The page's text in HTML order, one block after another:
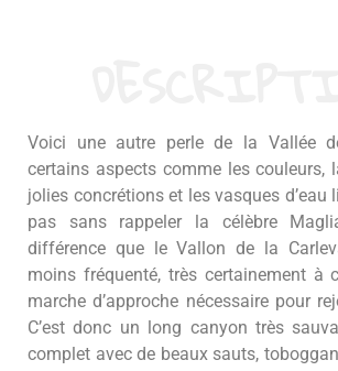
Voici une autre perle de la Vallée
certains aspects comme les couleurs,
jolies concrétions et les vasques d’eau
pas sans rappeler la célèbre
différence que le Vallon de la
moins fréquenté, très certainement à
marche d’approche nécessaire pour
C’est donc un long canyon très
complet avec de beaux sauts,